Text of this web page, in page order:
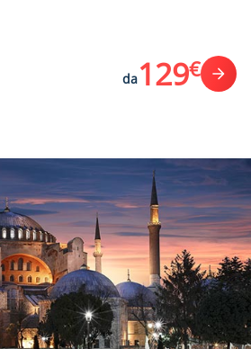
da129€